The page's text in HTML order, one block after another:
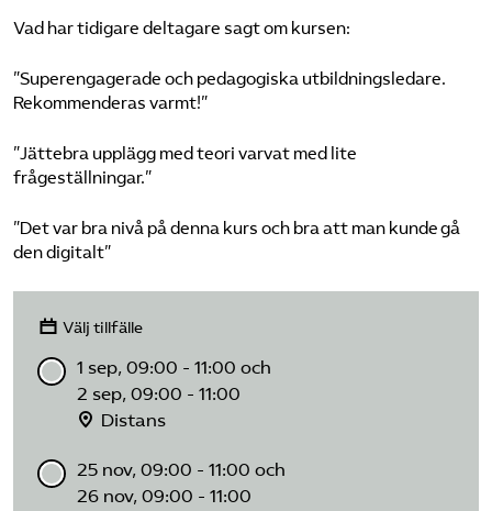
Vad har tidigare deltagare sagt om kursen:
”Superengagerade och pedagogiska utbildningsledare.
Rekommenderas varmt!”
”Jättebra upplägg med teori varvat med lite
frågeställningar.”
”Det var bra nivå på denna kurs och bra att man kunde gå
den digitalt”
Välj tillfälle
1 sep, 09:00 - 11:00 och
2 sep, 09:00 - 11:00
Distans
25 nov, 09:00 - 11:00 och
26 nov, 09:00 - 11:00